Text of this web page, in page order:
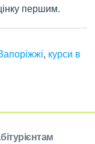
першим.
, курси в